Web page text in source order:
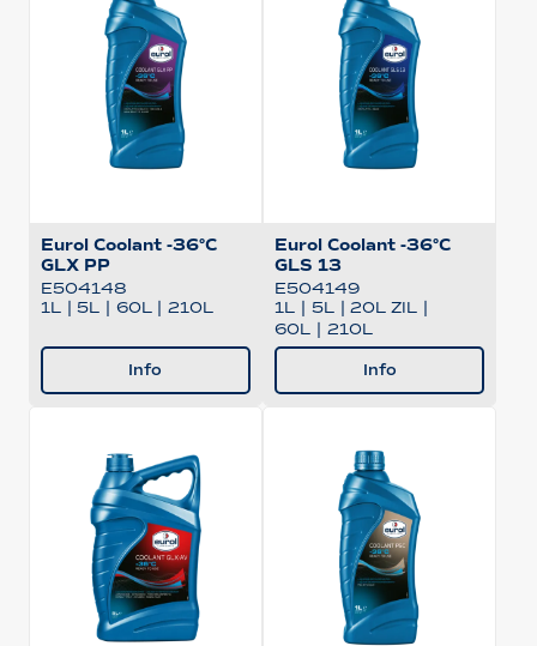
Eurol Coolant -36°C
GLX PP
E504148
1L | 5L | 60L | 210L
Info
Eurol Coolant -36°C
GLS 13
E504149
1L | 5L | 20L ZIL |
60L | 210L
Info